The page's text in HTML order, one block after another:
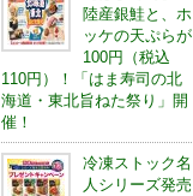
陸産銀鮭と、ホ
ッケの天ぷらが
100円（税込
110円）！「はま寿司の北
海道・東北旨ねた祭り」開
催！
冷凍ストック名
人シリーズ発売